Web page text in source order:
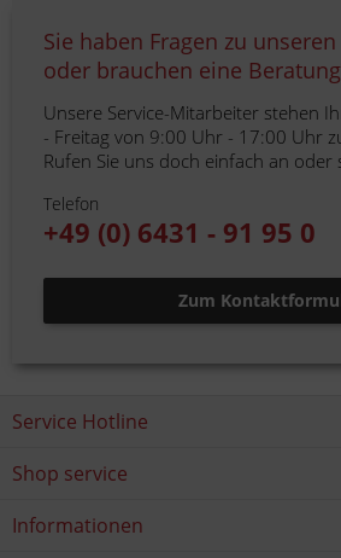
Sie haben Fragen zu
oder brauchen eine
Unsere Service-Mitarbeiter stehen
- Freitag von 9:00 Uhr - 17:00 Uhr
Rufen Sie uns doch einfach an oder
Telefon
+49 (0) 6431 - 91 95 0
Zum
Service Hotline
Shop service
Informationen